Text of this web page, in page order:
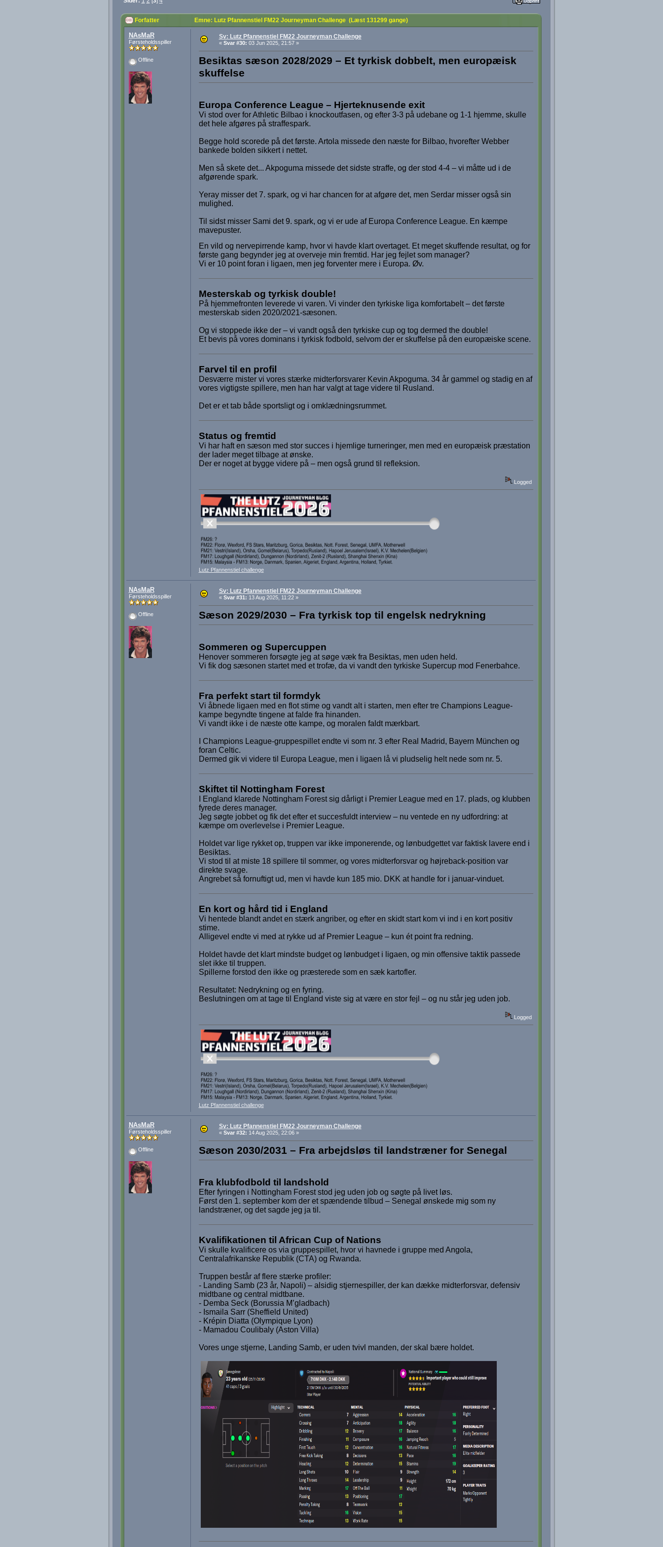
Forfatter Emne: Lutz Pfannenstiel FM22 Journeyman Challenge (Læst 131299 gange)
NAsMaR
Førsteholdsspiller
Offline
Sv: Lutz Pfannenstiel FM22 Journeyman Challenge
« Svar #30: 03 Jun 2025, 21:57 »
Besiktas sæson 2028/2029 – Et tyrkisk dobbelt, men europæisk
skuffelse
Europa Conference League – Hjerteknusende exit
Vi stod over for Athletic Bilbao i knockoutfasen, og efter 3-3 på udebane og 1-1 hjemme, skulle
det hele afgøres på straffespark.
Begge hold scorede på det første. Artola missede den næste for Bilbao, hvorefter Webber
bankede bolden sikkert i nettet.
Men så skete det... Akpoguma missede det sidste straffe, og der stod 4-4 – vi måtte ud i de
afgørende spark.
Yeray misser det 7. spark, og vi har chancen for at afgøre det, men Serdar misser også sin
mulighed.
Til sidst misser Sami det 9. spark, og vi er ude af Europa Conference League. En kæmpe
mavepuster.
En vild og nervepirrende kamp, hvor vi havde klart overtaget. Et meget skuffende resultat, og for
første gang begynder jeg at overveje min fremtid. Har jeg fejlet som manager?
Vi er 10 point foran i ligaen, men jeg forventer mere i Europa. Øv.
Mesterskab og tyrkisk double!
På hjemmefronten leverede vi varen. Vi vinder den tyrkiske liga komfortabelt – det første
mesterskab siden 2020/2021-sæsonen.
Og vi stoppede ikke der – vi vandt også den tyrkiske cup og tog dermed the double!
Et bevis på vores dominans i tyrkisk fodbold, selvom der er skuffelse på den europæiske scene.
Farvel til en profil
Desværre mister vi vores stærke midterforsvarer Kevin Akpoguma. 34 år gammel og stadig en af
vores vigtigste spillere, men han har valgt at tage videre til Rusland.
Det er et tab både sportsligt og i omklædningsrummet.
Status og fremtid
Vi har haft en sæson med stor succes i hjemlige turneringer, men med en europæisk præstation
der lader meget tilbage at ønske.
Der er noget at bygge videre på – men også grund til refleksion.
Logged
Lutz Pfannenstiel challenge
NAsMaR
Førsteholdsspiller
Offline
Sv: Lutz Pfannenstiel FM22 Journeyman Challenge
« Svar #31: 13 Aug 2025, 11:22 »
Sæson 2029/2030 – Fra tyrkisk top til engelsk nedrykning
Sommeren og Supercuppen
Henover sommeren forsøgte jeg at søge væk fra Besiktas, men uden held.
Vi fik dog sæsonen startet med et trofæ, da vi vandt den tyrkiske Supercup mod Fenerbahce.
Fra perfekt start til formdyk
Vi åbnede ligaen med en flot stime og vandt alt i starten, men efter tre Champions League-
kampe begyndte tingene at falde fra hinanden.
Vi vandt ikke i de næste otte kampe, og moralen faldt mærkbart.
I Champions League-gruppespillet endte vi som nr. 3 efter Real Madrid, Bayern München og
foran Celtic.
Dermed gik vi videre til Europa League, men i ligaen lå vi pludselig helt nede som nr. 5.
Skiftet til Nottingham Forest
I England klarede Nottingham Forest sig dårligt i Premier League med en 17. plads, og klubben
fyrede deres manager.
Jeg søgte jobbet og fik det efter et succesfuldt interview – nu ventede en ny udfordring: at
kæmpe om overlevelse i Premier League.
Holdet var lige rykket op, truppen var ikke imponerende, og lønbudgettet var faktisk lavere end i
Besiktas.
Vi stod til at miste 18 spillere til sommer, og vores midterforsvar og højreback-position var
direkte svage.
Angrebet så fornuftigt ud, men vi havde kun 185 mio. DKK at handle for i januar-vinduet.
En kort og hård tid i England
Vi hentede blandt andet en stærk angriber, og efter en skidt start kom vi ind i en kort positiv
stime.
Alligevel endte vi med at rykke ud af Premier League – kun ét point fra redning.
Holdet havde det klart mindste budget og lønbudget i ligaen, og min offensive taktik passede
slet ikke til truppen.
Spillerne forstod den ikke og præsterede som en sæk kartofler.
Resultatet: Nedrykning og en fyring.
Beslutningen om at tage til England viste sig at være en stor fejl – og nu står jeg uden job.
Logged
Lutz Pfannenstiel challenge
NAsMaR
Førsteholdsspiller
Offline
Sv: Lutz Pfannenstiel FM22 Journeyman Challenge
« Svar #32: 14 Aug 2025, 22:06 »
Sæson 2030/2031 – Fra arbejdsløs til landstræner for Senegal
Fra klubfodbold til landshold
Efter fyringen i Nottingham Forest stod jeg uden job og søgte på livet løs.
Først den 1. september kom der et spændende tilbud – Senegal ønskede mig som ny
landstræner, og det sagde jeg ja til.
Kvalifikationen til African Cup of Nations
Vi skulle kvalificere os via gruppespillet, hvor vi havnede i gruppe med Angola,
Centralafrikanske Republik (CTA) og Rwanda.
Truppen består af flere stærke profiler:
- Landing Samb (23 år, Napoli) – alsidig stjernespiller, der kan dække midterforsvar, defensiv
midtbane og central midtbane.
- Demba Seck (Borussia M’gladbach)
- Ismaila Sarr (Sheffield United)
- Krépin Diatta (Olympique Lyon)
- Mamadou Coulibaly (Aston Villa)
Vores unge stjerne, Landing Samb, er uden tvivl manden, der skal bære holdet.